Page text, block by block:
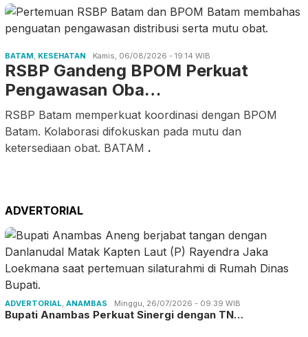
BATAM, KESEHATAN Kamis, 06/08/2026 - 19:14 WIB
RSBP Gandeng BPOM Perkuat
Pengawasan Oba…
RSBP Batam memperkuat koordinasi dengan BPOM
Batam. Kolaborasi difokuskan pada mutu dan
ketersediaan obat. BATAM .
ADVERTORIAL
ADVERTORIAL, ANAMBAS Minggu, 26/07/2026 - 09:39 WIB
Bupati Anambas Perkuat Sinergi dengan TN…